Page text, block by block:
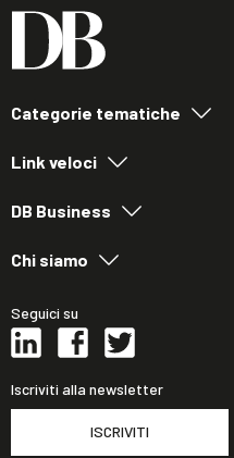
Categorie tematiche
Link veloci
DB Business
Chi siamo
Seguici su
Iscriviti alla newsletter
ISCRIVITI